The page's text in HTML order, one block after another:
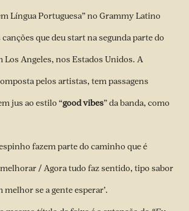
Língua Portuguesa” no Grammy Latino
que deu start na segunda parte do
Los Angeles, nos Estados Unidos. A
pelos artistas, tem passagens
jus ao estilo “good vibes” da banda, como
espinho fazem parte do caminho que é
/ Agora tudo faz sentido, tipo sabor
se a gente esperar’.